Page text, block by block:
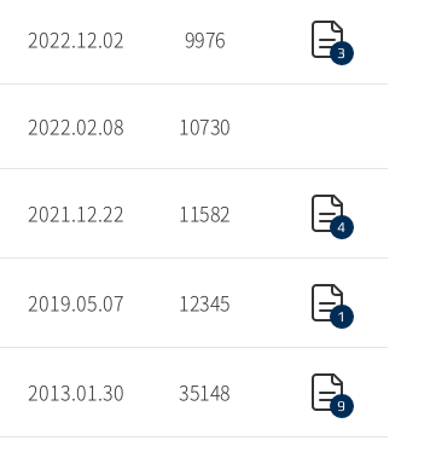
2022.12.02 9976 3
2022.02.08 10730
2021.12.22 11582 4
2019.05.07 12345 1
2013.01.30 35148 9